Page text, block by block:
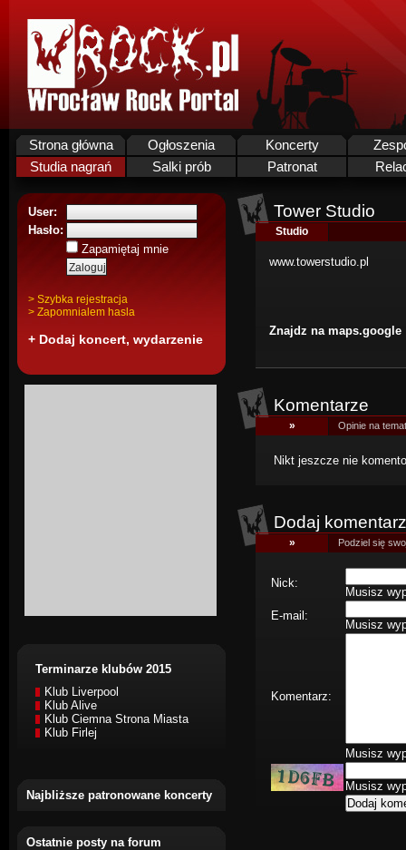
Strona główna Ogłoszenia Koncerty
Studia nagrań
Salki prób Patronat
User:
Hasło:
Zapamiętaj mnie
> Szybka rejestracja
> Zapomnialem hasla
+ Dodaj koncert, wydarzenie
Terminarze klubów 2015
Klub Liverpool
Klub Alive
Klub Ciemna Strona Miasta
Klub Firlej
Najbliższe patronowane koncerty
Ostatnie posty na forum
Tower Studio
Studio
www.towerstudio.pl
Znajdz na maps.google
Komentarze
» Opinie na
Nikt jeszcze nie
Dodaj komentarz
» Podziel się
Nick:
Musisz
E-mail:
Musisz
Komentarz:
Musisz
Musisz